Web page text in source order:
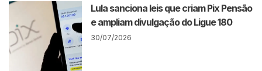
Lula sanciona leis que criam Pix Pensão
e ampliam divulgação do Ligue 180
30/07/2026